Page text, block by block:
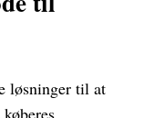
løsninger til at